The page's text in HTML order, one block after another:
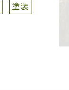
塗装